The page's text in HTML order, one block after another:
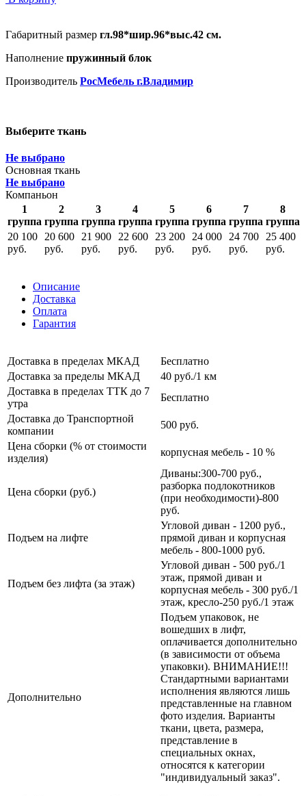
Габаритный размер гл.98*шир.96*выс.42 см.
Наполнение пружинный блок
Производитель РосМебель г.Владимир
Выберите ткань
Не выбрано
Основная ткань
Не выбрано
Компаньон
1
группа
2
группа
3
группа
4
группа
5
группа
6
группа
7
группа
8
группа
20 100
руб.
20 600
руб.
21 900
руб.
22 600
руб.
23 200
руб.
24 000
руб.
24 700
руб.
25 400
руб.
Описание
Доставка
Оплата
Гарантия
Доставка в пределах МКАД
Бесплатно
Доставка за пределы МКАД
40 руб./1 км
Доставка в пределах ТТК до 7
утра
Бесплатно
Доставка до Транспортной
компании
500 руб.
Цена сборки (% от стоимости
изделия)
корпусная мебель - 10 %
Цена сборки (руб.)
Диваны:300-700 руб.,
разборка подлокотников
(при необходимости)-800
руб.
Подъем на лифте
Угловой диван - 1200 руб.,
прямой диван и корпусная
мебель - 800-1000 руб.
Подъем без лифта (за этаж)
Угловой диван - 500 руб./1
этаж, прямой диван и
корпусная мебель - 300 руб./1
этаж, кресло-250 руб./1 этаж
Дополнительно
Подъем упаковок, не
вошедших в лифт,
оплачивается дополнительно
(в зависимости от объема
упаковки). ВНИМАНИЕ!!!
Стандартными вариантами
исполнения являются лишь
представленные на главном
фото изделия. Варианты
ткани, цвета, размера,
представление в
специальных окнах,
относятся к категории
"индивидуальный заказ".